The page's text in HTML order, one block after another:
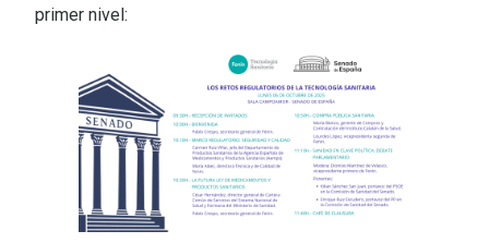
primer nivel: